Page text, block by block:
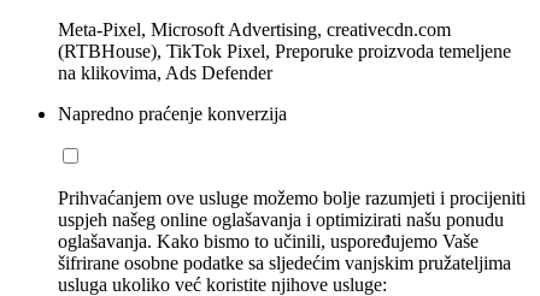
Meta-Pixel, Microsoft Advertising, creativecdn.com
(RTBHouse), TikTok Pixel, Preporuke proizvoda temeljene
na klikovima, Ads Defender
Napredno praćenje konverzija
Prihvaćanjem ove usluge možemo bolje razumjeti i procijeniti
uspjeh našeg online oglašavanja i optimizirati našu ponudu
oglašavanja. Kako bismo to učinili, uspoređujemo Vaše
šifrirane osobne podatke sa sljedećim vanjskim pružateljima
usluga ukoliko već koristite njihove usluge: